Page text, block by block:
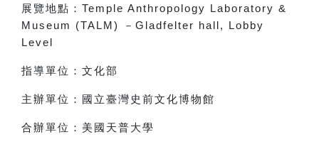
展覽地點： Temple Anthropology Laboratory &
Museum (TALM)
－ Gladfelter hall, Lobby
Level
指導單位：文化部
主辦單位：國立臺灣史前文化博物館
合辦單位：美國天普大學